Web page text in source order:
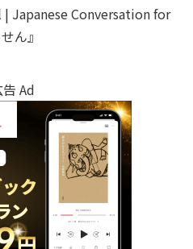
Japanese Conversation for
ん』
Ad